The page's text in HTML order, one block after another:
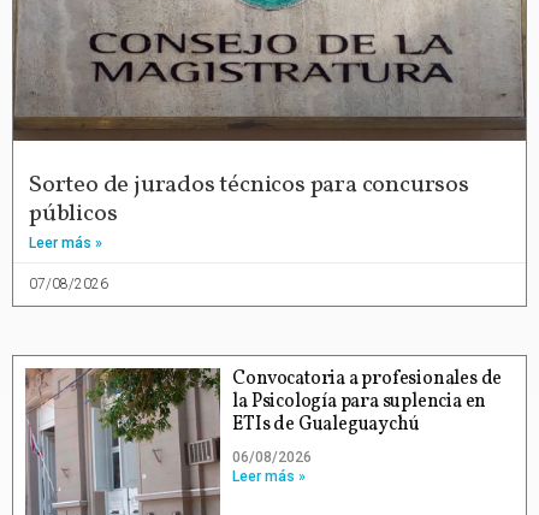
Sorteo de jurados técnicos para concursos
públicos
Leer más »
07/08/2026
Convocatoria a profesionales de
la Psicología para suplencia en
ETIs de Gualeguaychú
06/08/2026
Leer más »